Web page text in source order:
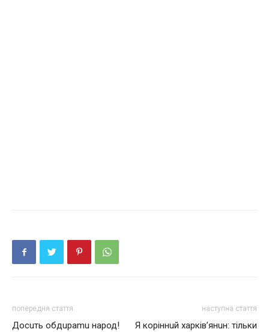
попередня стаття
Досuть обдuраmu народ!
наступна стаття
Я коріннuй харків’янuн: тільки